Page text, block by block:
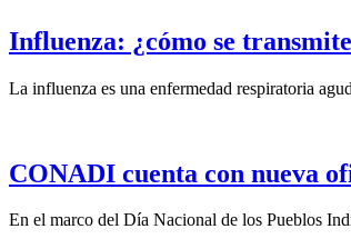
Influenza: ¿cómo se
La influenza es una enfermedad respiratoria
CONADI cuenta con nueva
En el marco del Día Nacional de los Pueblos